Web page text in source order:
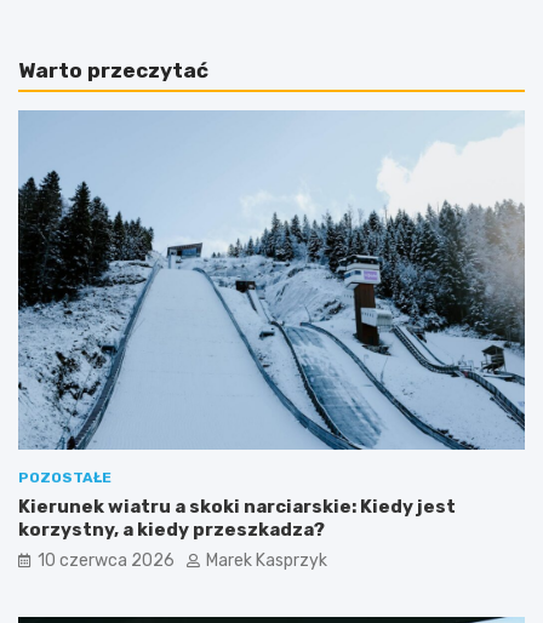
Warto przeczytać
POZOSTAŁE
Kierunek wiatru a skoki narciarskie: Kiedy jest
korzystny, a kiedy przeszkadza?
10 czerwca 2026 Marek Kasprzyk